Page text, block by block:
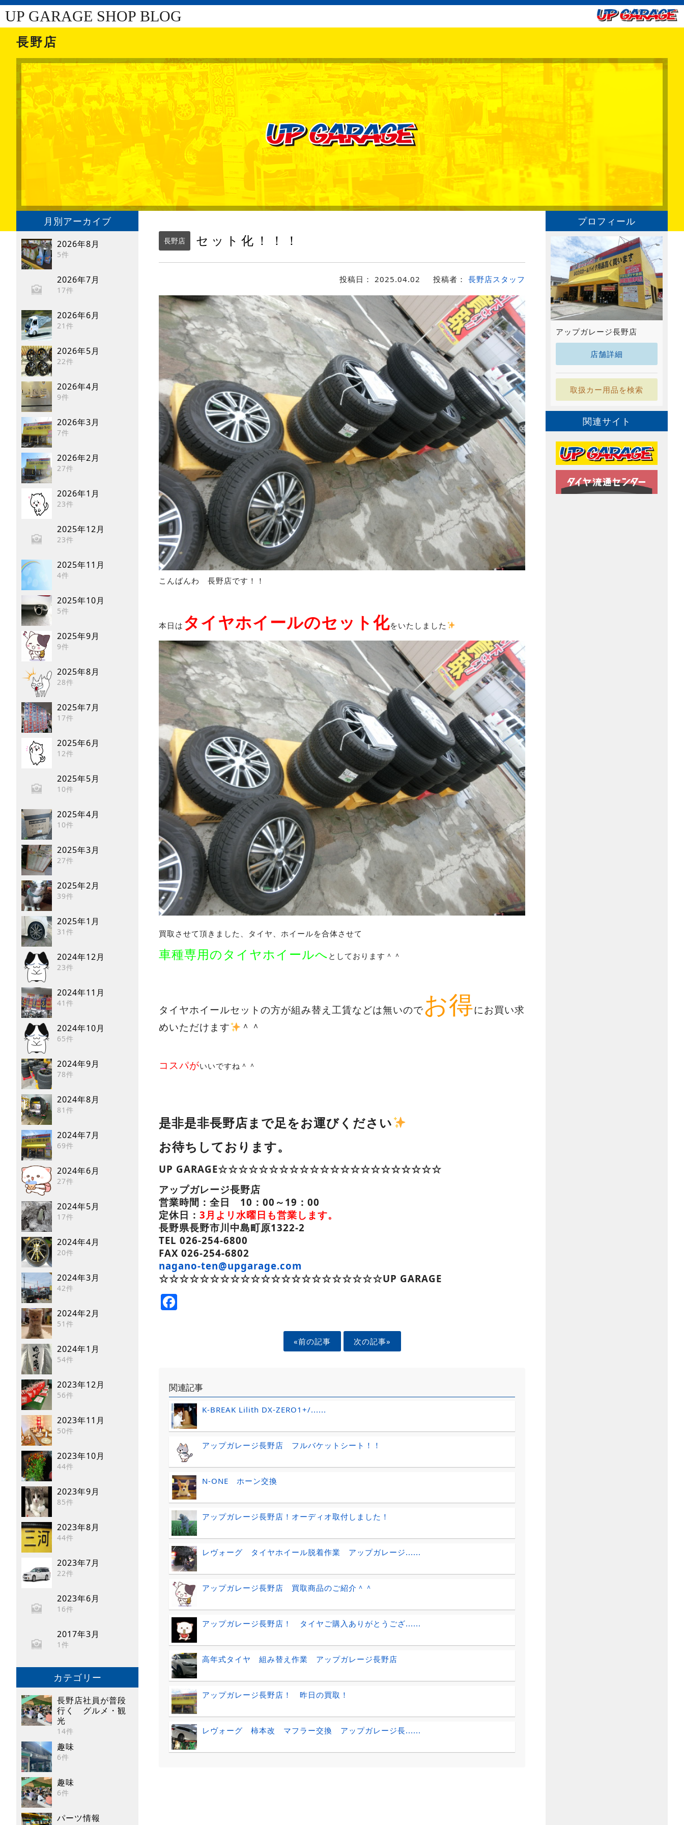
UP GARAGE SHOP BLOG
長野店
月別アーカイブ
2026年8月
5件
2026年7月
17件
2026年6月
21件
2026年5月
22件
2026年4月
9件
2026年3月
7件
2026年2月
27件
2026年1月
23件
2025年12月
23件
2025年11月
4件
2025年10月
5件
2025年9月
9件
2025年8月
28件
2025年7月
17件
2025年6月
12件
2025年5月
10件
2025年4月
10件
2025年3月
27件
2025年2月
39件
2025年1月
31件
2024年12月
23件
2024年11月
41件
2024年10月
65件
2024年9月
78件
2024年8月
81件
2024年7月
69件
2024年6月
27件
2024年5月
17件
2024年4月
20件
2024年3月
42件
2024年2月
51件
2024年1月
54件
2023年12月
56件
2023年11月
50件
2023年10月
44件
2023年9月
85件
2023年8月
44件
2023年7月
22件
2023年6月
16件
2017年3月
1件
カテゴリー
長野店社員が普段
行く グルメ・観
光
14件
趣味
6件
趣味
6件
パーツ情報
長野店 セット化！！！
投稿日： 2025.04.02 投稿者： 長野店スタッフ
こんばんわ 長野店です！！
本日は タイヤホイールのセット化をいたしました
買取させて頂きました、タイヤ、ホイールを合体させて
車種専用のタイヤホイールへ としております＾＾
タイヤホイールセットの方が組み替え工賃などは無いのでお得にお買い求
めいただけます
＾＾
コスパがいいですね＾＾
是非是非長野店まで足をお運びください
お待ちしております。
UP GARAGE☆☆☆☆☆☆☆☆☆☆☆☆☆☆☆☆☆☆☆☆☆☆
アップガレージ長野店
営業時間：全日 10：00～19：00
定休日： 3月よリ水曜日も営業します。
長野県長野市川中島町原1322-2
TEL 026-254-6800
FAX 026-254-6802
nagano-ten@upgarage.com
☆☆☆☆☆☆☆☆☆☆☆☆☆☆☆☆☆☆☆☆☆☆UP GARAGE
«前の記事 次の記事»
関連記事
K-BREAK Lilith DX-ZERO1+/......
アップガレージ長野店 フルバケットシート！！
N-ONE ホーン交換
アップガレージ長野店！オーディオ取付しました！
レヴォーグ タイヤホイール脱着作業 アップガレージ......
アップガレージ長野店 買取商品のご紹介＾＾
アップガレージ長野店！ タイヤご購入ありがとうござ......
高年式タイヤ 組み替え作業 アップガレージ長野店
アップガレージ長野店！ 昨日の買取！
レヴォーグ 柿本改 マフラー交換 アップガレージ長......
プロフィール
アップガレージ長野店
店舗詳細
取扱カー用品を検索
関連サイト